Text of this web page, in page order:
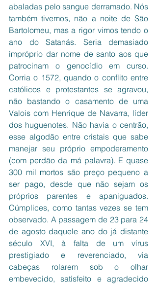
abaladas pelo sangue derramado. Nós
também tivemos, não a noite de São
Bartolomeu, mas a rigor vimos tendo o
ano do Satanás. Seria demasiado
impróprio dar nome de santo aos que
patrocinam o genocídio em curso.
Corria o 1572, quando o conflito entre
católicos e protestantes se agravou,
não bastando o casamento de uma
Valois com Henrique de Navarra, líder
dos huguenotes. Não havia o centrão,
esse algodão entre cristais que sabe
manejar seu próprio empoderamento
(com perdão da má palavra). E quase
300 mil mortos são preço pequeno a
ser pago, desde que não sejam os
próprios parentes e apaniguados.
Cúmplices, como tantas vezes se tem
observado. A passagem de 23 para 24
de agosto daquele ano do já distante
século XVI, à falta de um vírus
prestigiado e reverenciado, via
cabeças rolarem sob o olhar
embevecido, satisfeito e agradecido